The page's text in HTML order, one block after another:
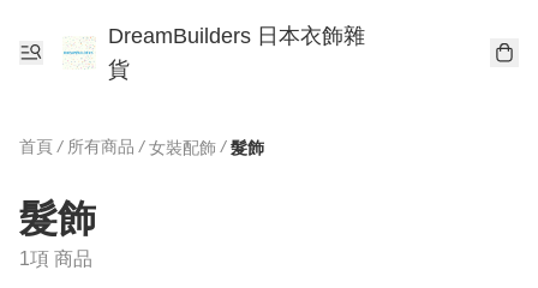
DreamBuilders 日本衣飾雜
貨
首頁 / 所有商品 / 女裝配飾 / 髮飾
髮飾
1項 商品